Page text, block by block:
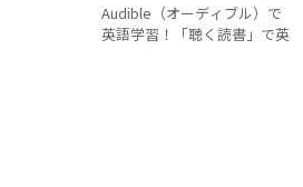
Audible（オーディブル）で
英語学習！「聴く読書」で英